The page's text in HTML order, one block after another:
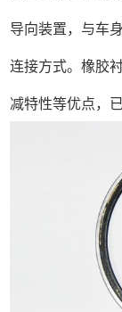
导向装置，与车
连接方式。橡胶
减特性等优点，